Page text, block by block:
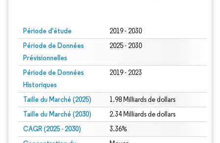
Période d'étude 2019 - 2030
Période de Données
Prévisionnelles
2025 - 2030
Période de Données
Historiques
2019 - 2023
Taille du Marché (2025) 1.98 Milliards de dollars
Taille du Marché (2030) 2.34 Milliards de dollars
CAGR (2025 - 2030) 3.36%